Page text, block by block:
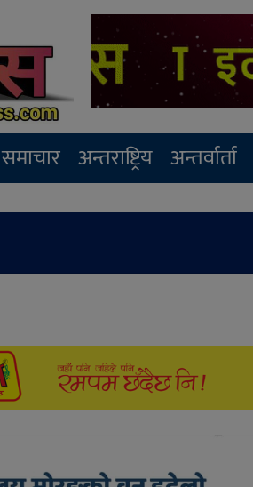
समाचार अन्तराष्ट्रिय अन्तर्वार्ता